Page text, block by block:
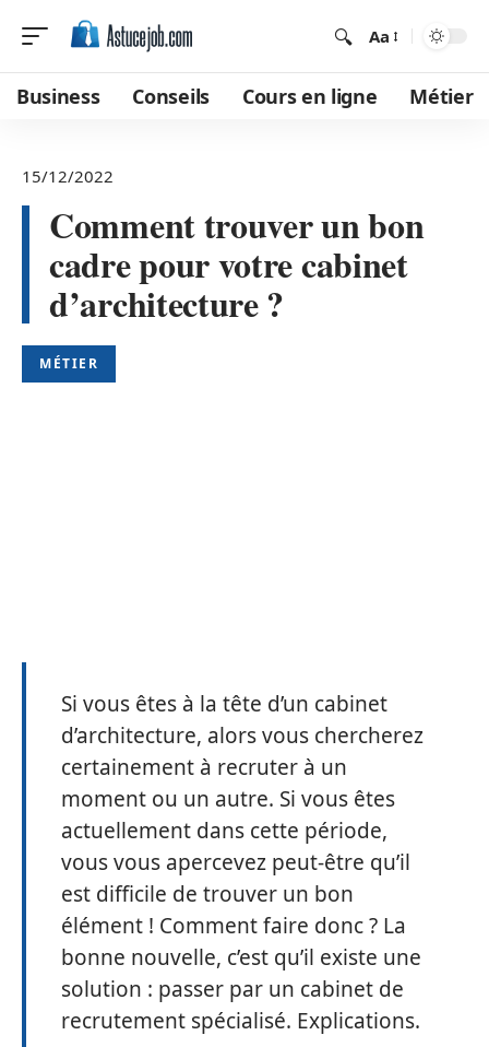
Aa
Business Conseils Cours en ligne Métier
15/12/2022
Comment trouver un bon
cadre pour votre cabinet
d’architecture ?
MÉTIER
Si vous êtes à la tête d’un cabinet
d’architecture, alors vous chercherez
certainement à recruter à un
moment ou un autre. Si vous êtes
actuellement dans cette période,
vous vous apercevez peut-être qu’il
est difficile de trouver un bon
élément ! Comment faire donc ? La
bonne nouvelle, c’est qu’il existe une
solution : passer par un cabinet de
recrutement spécialisé. Explications.